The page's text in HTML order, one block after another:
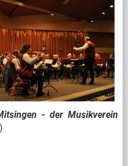
- der Musikverein